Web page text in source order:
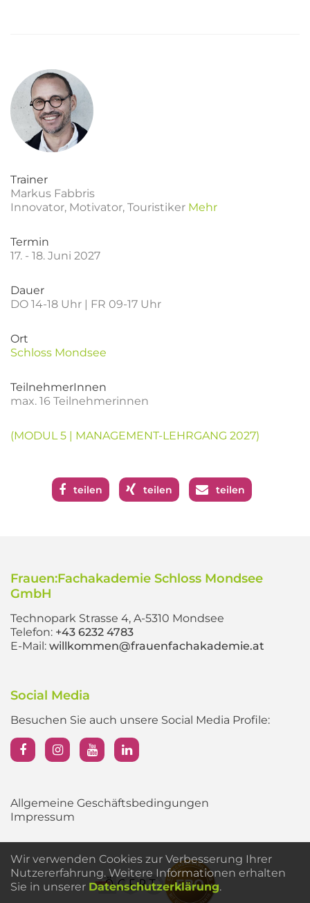
Trainer
Markus Fabbris
Innovator, Motivator, Touristiker Mehr
Termin
17. - 18. Juni 2027
Dauer
DO 14-18 Uhr | FR 09-17 Uhr
Ort
Schloss Mondsee
TeilnehmerInnen
max. 16 Teilnehmerinnen
(MODUL 5 | MANAGEMENT-LEHRGANG 2027)
teilen teilen teilen
Frauen:Fachakademie Schloss Mondsee
GmbH
Technopark Strasse 4, A-5310 Mondsee
Telefon: +43 6232 4783
E-Mail: willkommen@frauenfachakademie.at
Social Media
Besuchen Sie auch unsere Social Media Profile:
Allgemeine Geschäftsbedingungen
Impressum
Wir verwenden Cookies zur Verbesserung Ihrer
Nutzererfahrung. Weitere Informationen erhalten
Sie in unserer Datenschutzerklärung.